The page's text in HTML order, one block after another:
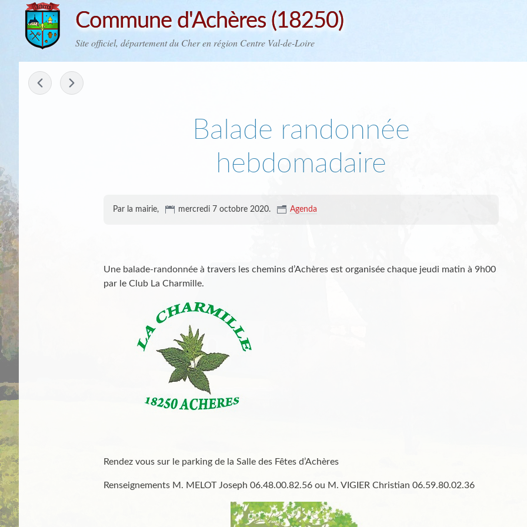
Commune d'Achères (18250)
Site officiel, département du Cher en région Centre Val-de-Loire
Balade randonnée
hebdomadaire
Par la mairie, mercredi 7 octobre 2020. Agenda
Une balade-randonnée à travers les chemins d’Achères est organisée chaque jeudi matin à 9h00
par le Club La Charmille.
Rendez vous sur le parking de la Salle des Fêtes d’Achères
Renseignements M. MELOT Joseph 06.48.00.82.56 ou M. VIGIER Christian 06.59.80.02.36